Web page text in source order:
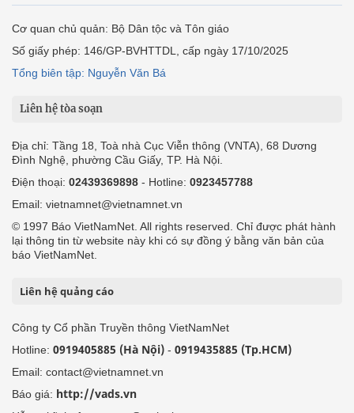
Cơ quan chủ quản: Bộ Dân tộc và Tôn giáo
Số giấy phép: 146/GP-BVHTTDL, cấp ngày 17/10/2025
Tổng biên tập: Nguyễn Văn Bá
Liên hệ tòa soạn
Địa chỉ: Tầng 18, Toà nhà Cục Viễn thông (VNTA), 68 Dương
Đình Nghệ, phường Cầu Giấy, TP. Hà Nội.
Điện thoại: 02439369898 - Hotline: 0923457788
Email: vietnamnet@vietnamnet.vn
© 1997 Báo VietNamNet. All rights reserved. Chỉ được phát hành
lại thông tin từ website này khi có sự đồng ý bằng văn bản của
báo VietNamNet.
Liên hệ quảng cáo
Công ty Cổ phần Truyền thông VietNamNet
Hotline: 0919405885 (Hà Nội) - 0919435885 (Tp.HCM)
Email: contact@vietnamnet.vn
Báo giá: http://vads.vn